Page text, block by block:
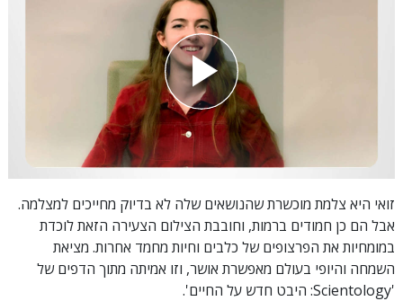
זואי היא צלמת מוכשרת שהנושאים שלה לא בדיוק מחייכים למצלמה.
אבל הם כן חמודים ברמות, וחובבת הצילום הצעירה הזאת לוכדת
במומחיות את הפרצופים של כלבים וחיות מחמד אחרות. מציאת
השמחה והיופי בעולם מאפשרת אושר, וזו אמיתה מתוך הדפים של
'Scientology: היבט חדש על החיים'.